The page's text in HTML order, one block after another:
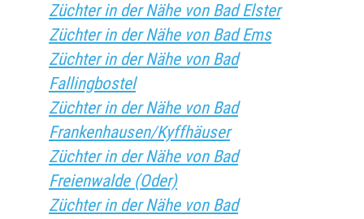
Züchter in der Nähe von Bad Elster
Züchter in der Nähe von Bad Ems
Züchter in der Nähe von Bad
Fallingbostel
Züchter in der Nähe von Bad
Frankenhausen/Kyffhäuser
Züchter in der Nähe von Bad
Freienwalde (Oder)
Züchter in der Nähe von Bad